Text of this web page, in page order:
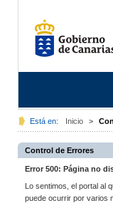
Está en: Inicio >
Control de Errores
Error 500: Página no
Lo sentimos, el portal al
puede ocurrir por varios